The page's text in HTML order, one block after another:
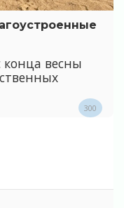
конца весны
300